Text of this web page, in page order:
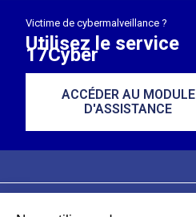
Victime de cybermalveillance ?
Utilisez le service
17Cyber
ACCÉDER AU MODULE
D'ASSISTANCE